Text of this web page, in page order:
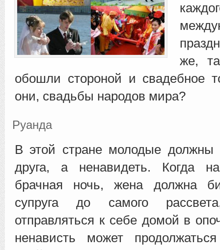
же,
обошли стороной и свадебное
они, свадьбы народов мира?
Руанда
В этой стране молодые должны
друга, а ненавидеть. Когда
брачная ночь, жена должна
супруга до самого
отправляться к себе домой в
ненависть может